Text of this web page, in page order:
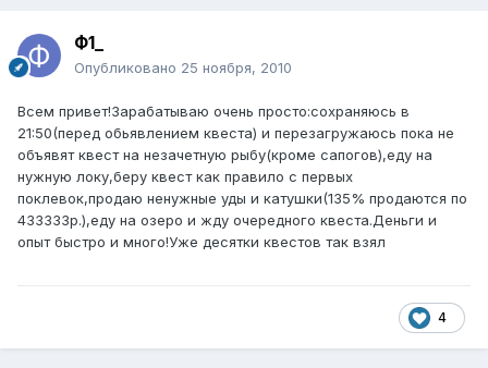
Ф1_
Опубликовано 25 ноября, 2010
Всем привет!Зарабатываю очень просто:сохраняюсь в
21:50(перед обьявлением квеста) и перезагружаюсь пока не
объявят квест на незачетную рыбу(кроме сапогов),еду на
нужную локу,беру квест как правило с первых
поклевок,продаю ненужные уды и катушки(135% продаются по
433333р.),еду на озеро и жду очередного квеста.Деньги и
опыт быстро и много!Уже десятки квестов так взял
4